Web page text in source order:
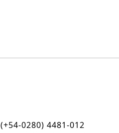
(+54-0280) 4481-012